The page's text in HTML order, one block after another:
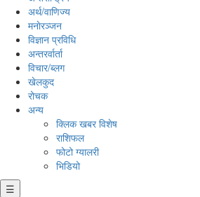
अर्थ/वाणिज्य
मनाेरञ्जन
विज्ञान प्रविधि
अन्तरर्वार्ता
विचार/ब्लग
खेलकुद
रोचक
अन्य
क्लिक खबर विशेष
राशिफल
फोटो ग्यालरी
भिडियो
☰